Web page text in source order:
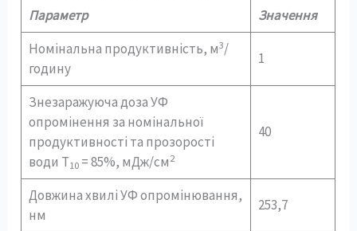
Параметр
Значення
Номінальна продуктивність, м3/
годину
1
Знезаражуюча доза УФ
опромінення за номінальної
продуктивності та прозорості
води Т10= 85%, мДж/см2
40
Довжина хвилі УФ опромінювання,
нм
253,7